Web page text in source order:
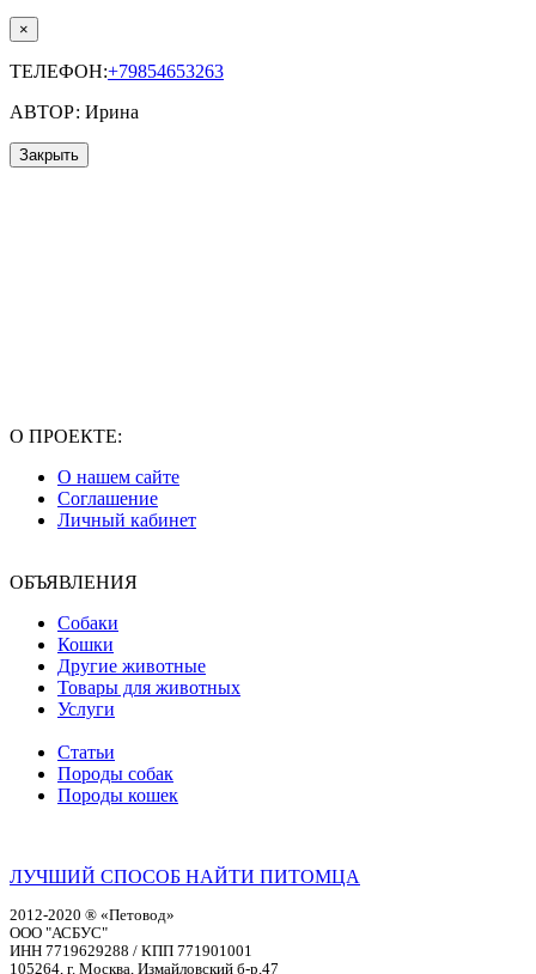
×
ТЕЛЕФОН:+79854653263
АВТОР: Ирина
Закрыть
О ПРОЕКТЕ:
О нашем сайте
Соглашение
Личный кабинет
ОБЪЯВЛЕНИЯ
Собаки
Кошки
Другие животные
Товары для животных
Услуги
Статьи
Породы собак
Породы кошек
ЛУЧШИЙ СПОСОБ НАЙТИ ПИТОМЦА
2012-2020 ® «Петовод»
ООО "АСБУС"
ИНН 7719629288 / КПП 771901001
105264, г. Москва, Измайловский б-р,47